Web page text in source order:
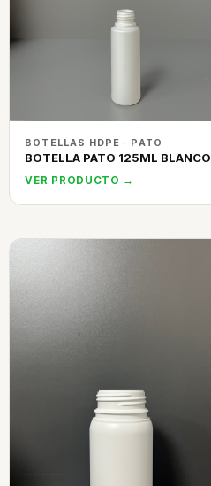
BOTELLAS HDPE · PATO
BOTELLA PATO 125ML BLANCO
VER PRODUCTO →